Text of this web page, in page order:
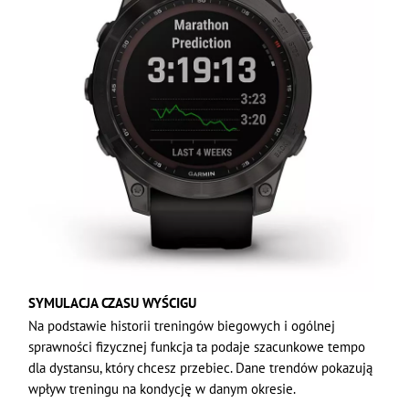
SYMULACJA CZASU WYŚCIGU
Na podstawie historii treningów biegowych i ogólnej
sprawności fizycznej funkcja ta podaje szacunkowe tempo
dla dystansu, który chcesz przebiec. Dane trendów pokazują
wpływ treningu na kondycję w danym okresie.